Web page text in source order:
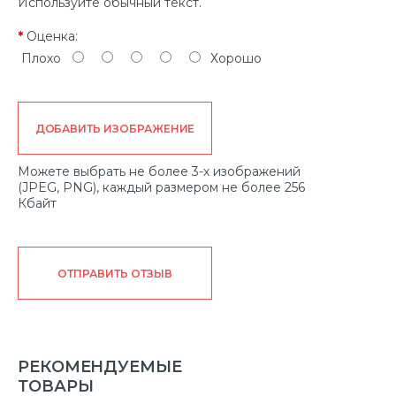
Оценка:
Плохо
Хорошо
ДОБАВИТЬ ИЗОБРАЖЕНИЕ
Можете выбрать не более 3-х изображений
(JPEG, PNG), каждый размером не более 256
Кбайт
ОТПРАВИТЬ ОТЗЫВ
РЕКОМЕНДУЕМЫЕ
ТОВАРЫ